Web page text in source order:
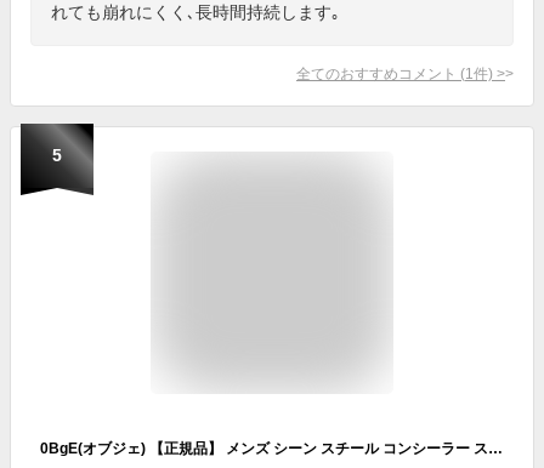
れても崩れにくく､長時間持続します｡
全てのおすすめコメント (1 件) >
5
0BgE(オブジェ) 【正規品】 メンズ シーン スチール コンシーラー スキンカバー コスメコンシーラー チップコンシーラー 下地 高密着 高カバー 目周り ほうれい線 毛穴 クマ ウォータープルーフ 韓国コスメ (ミディアムベージュ)